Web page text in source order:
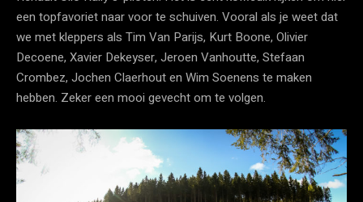
een topfavoriet naar voor te schuiven. Vooral als je weet dat
we met kleppers als Tim Van Parijs, Kurt Boone, Olivier
Decoene, Xavier Dekeyser, Jeroen Vanhoutte, Stefaan
Crombez, Jochen Claerhout en Wim Soenens te maken
hebben. Zeker een mooi gevecht om te volgen.